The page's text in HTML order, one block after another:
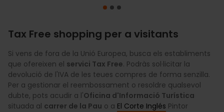
Tax Free shopping per a visitants
Si vens de fora de la Unió Europea, busca els establiments
que ofereixen el servici Tax Free. Podràs sol·licitar la
devolució de l'IVA de les teues compres de forma senzilla.
Per a gestionar el reembossament o resoldre qualsevol
dubte, pots acudir a l'Oficina d'Informació Turística
situada al carrer de la Pau o a El Corte Inglés Pintor
Si necessites canviar la teua moneda per euros,València
compta amb una xarxa de servicis ràpids i segurs. Pots
realitzar el canvi de divises de forma àgil a través deRia
Money Transfer, que disposa de diversos punts d'atenció
en les principals zones comercials perquè res detinga la
teua jornada de shopping.
En general, les tendes a València obrin de 10:00 h a 21:00 h
de dilluns a dissabte. A més, en les zones de gran afluència
turística del centre, molts establiments obrin també els
diumenges amb un horari un poc més reduït. Tindràs
temps de sobra per a recórrer els carrers i trobar tot el que
busques sense presses.